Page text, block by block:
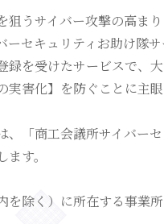
狙うサイバー攻撃の高ま
ーセキュリティお助け
録を受けたサービスで、
実害化】を防ぐことに主
、「商工会議所サイバー
す。
を除く）に所在する事業所